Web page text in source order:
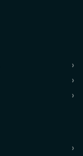
›
›
›
›